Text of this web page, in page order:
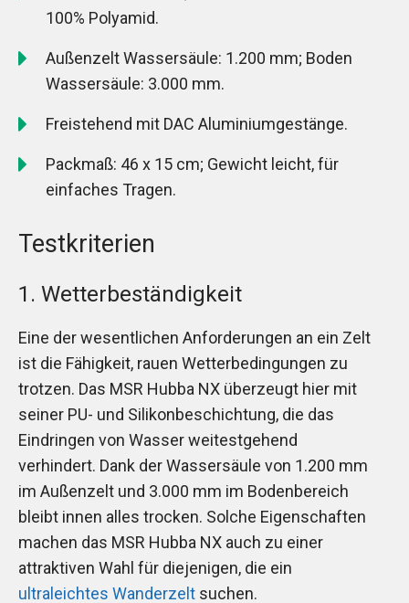
100% Polyamid.
Außenzelt Wassersäule: 1.200 mm; Boden
Wassersäule: 3.000 mm.
Freistehend mit DAC Aluminiumgestänge.
Packmaß: 46 x 15 cm; Gewicht leicht, für
einfaches Tragen.
Testkriterien
1. Wetterbeständigkeit
Eine der wesentlichen Anforderungen an ein Zelt
ist die Fähigkeit, rauen Wetterbedingungen zu
trotzen. Das MSR Hubba NX überzeugt hier mit
seiner PU- und Silikonbeschichtung, die das
Eindringen von Wasser weitestgehend
verhindert. Dank der Wassersäule von 1.200 mm
im Außenzelt und 3.000 mm im Bodenbereich
bleibt innen alles trocken. Solche Eigenschaften
machen das MSR Hubba NX auch zu einer
attraktiven Wahl für diejenigen, die ein
ultraleichtes Wanderzelt suchen.